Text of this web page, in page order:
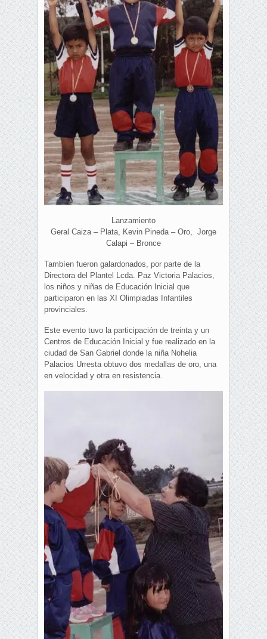
Lanzamiento
Geral Caiza – Plata, Kevin Pineda – Oro, Jorge
Calapi – Bronce
Tambíen fueron galardonados, por parte de la
Directora del Plantel Lcda. Paz Victoria Palacios,
los niños y niñas de Educación Inicial que
participaron en las XI Olimpiadas Infantiles
provinciales.
Este evento tuvo la participación de treinta y un
Centros de Educación Inicial y fue realizado en la
ciudad de San Gabriel donde la niña Nohelia
Palacios Urresta obtuvo dos medallas de oro, una
en velocidad y otra en resistencia.